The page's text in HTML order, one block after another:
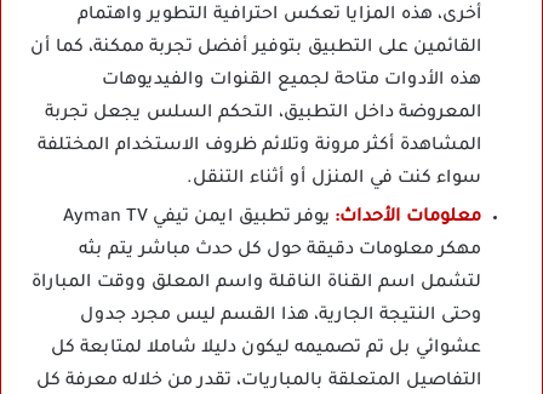
أخرى، هذه المزايا تعكس احترافية التطوير واهتمام
القائمين على التطبيق بتوفير أفضل تجربة ممكنة، كما أن
هذه الأدوات متاحة لجميع القنوات والفيديوهات
المعروضة داخل التطبيق، التحكم السلس يجعل تجربة
المشاهدة أكثر مرونة وتلائم ظروف الاستخدام المختلفة
سواء كنت في المنزل أو أثناء التنقل.
معلومات الأحداث:
يوفر تطبيق ايمن تيفي Ayman TV
مهكر معلومات دقيقة حول كل حدث مباشر يتم بثه
لتشمل اسم القناة الناقلة واسم المعلق ووقت المباراة
وحتى النتيجة الجارية، هذا القسم ليس مجرد جدول
عشوائي بل تم تصميمه ليكون دليلا شاملا لمتابعة كل
التفاصيل المتعلقة بالمباريات، تقدر من خلاله معرفة كل